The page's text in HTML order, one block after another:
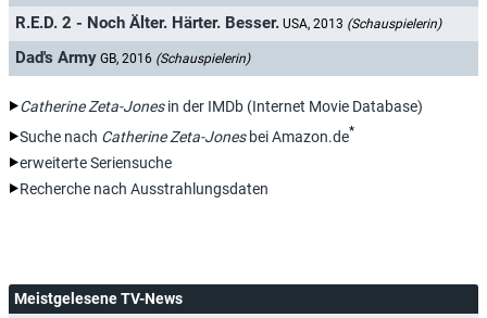
R.E.D. 2 - Noch Älter. Härter. Besser. USA, 2013 (Schauspielerin)
Dad's Army GB, 2016 (Schauspielerin)
Catherine Zeta-Jonesin der IMDb (Internet Movie Database)
Suche nach Catherine Zeta-Jonesbei Amazon.de*
erweiterte Seriensuche
Recherche nach Ausstrahlungsdaten
Meistgelesene TV-News